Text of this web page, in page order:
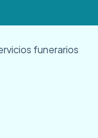
funerarios